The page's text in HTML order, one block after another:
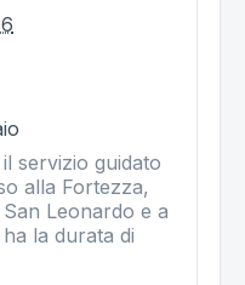
servizio guidato
alla Fortezza,
Leonardo e a
la durata di